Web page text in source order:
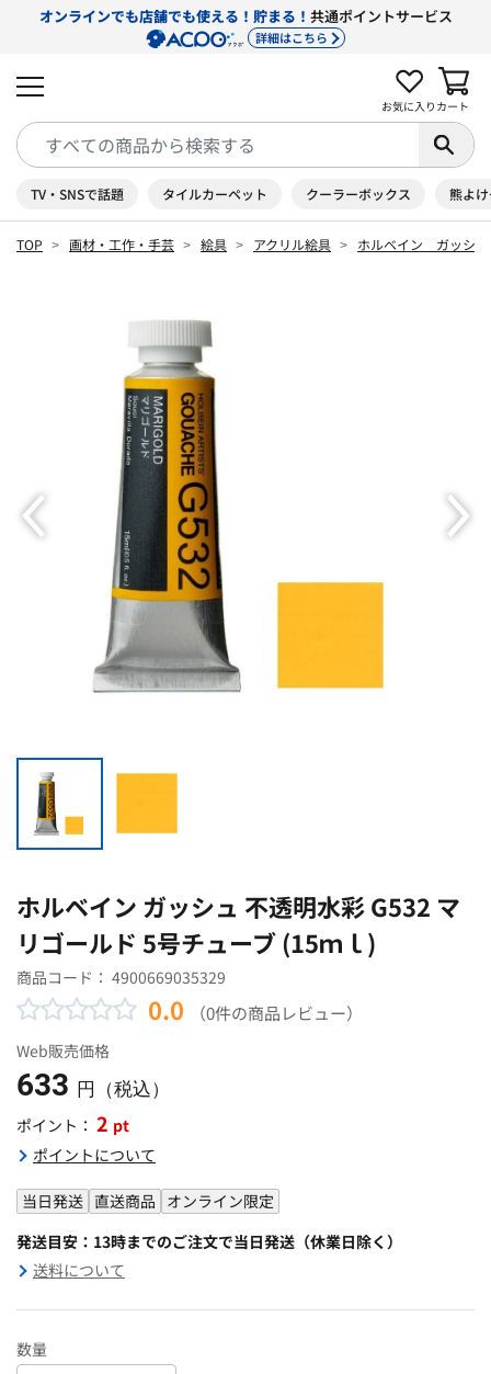
オンラインでも店舗でも使える！貯まる！ 共通ポイントサービス
詳細はこちら
お気に入り カート
TV・SNSで話題 タイルカーペット クーラーボックス 熊よ
TOP 画材・工作・手芸 絵具 アクリル絵具 ホルベイン ガッシュ
ホルベイン ガッシュ 不透明水彩 G532 マ
リゴールド 5号チューブ (15ｍｌ)
商品コード： 4900669035329
0.0 （0件の商品レビュー）
Web販売価格
633 円（税込）
ポイント： 2 pt
ポイントについて
当日発送 直送商品 オンライン限定
発送目安：13時までのご注文で当日発送（休業日除く）
送料について
数量